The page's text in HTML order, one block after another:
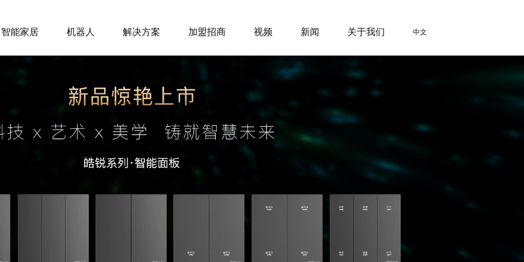
智能家居 机器人 解决方案 加盟招商 视频 新闻 关于我们 中文